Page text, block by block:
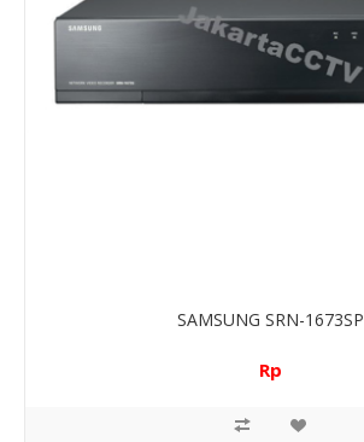
SAMSUNG SRN-1673SP
Rp